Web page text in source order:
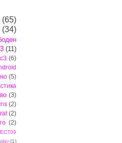
(65)
(34)
(11)
(6)
(5)
(3)
(2)
(2)
(2)
(1)